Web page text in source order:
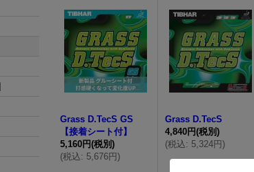
Grass D.TecS GS
【接着シート付】
5,160円(税別)
(税込: 5,676円)
Grass D.TecS
4,840円(税別)
(税込: 5,324円)